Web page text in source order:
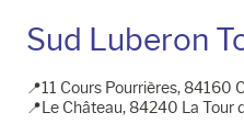
Sud Luberon
📍11 Cours Pourrières, 84160
📍Le Château, 84240 La Tour